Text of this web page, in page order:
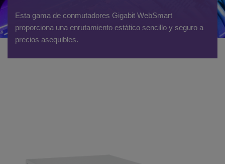
Esta gama de conmutadores Gigabit WebSmart
proporciona una enrutamiento estático sencillo y seguro a
precios asequibles.